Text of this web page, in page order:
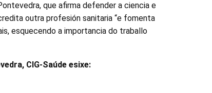
que afirma defender a ciencia e
outra profesión sanitaria “e fomenta
esquecendo a importancia do traballo
CIG-Saúde esixe: